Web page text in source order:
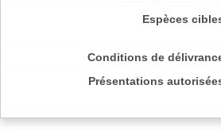
Espèces
Conditions de
Présentations